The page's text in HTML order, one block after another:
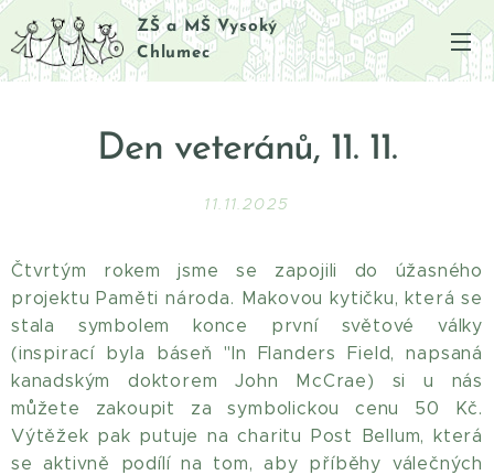
ZŠ a MŠ Vysoký
Chlumec
Den veteránů, 11. 11.
11.11.2025
Čtvrtým rokem jsme se zapojili do úžasného
projektu Paměti národa. Makovou kytičku, která se
stala symbolem konce první světové války
(inspirací byla báseň "In Flanders Field, napsaná
kanadským doktorem John McCrae) si u nás
můžete zakoupit za symbolickou cenu 50 Kč.
Výtěžek pak putuje na charitu Post Bellum, která
se aktivně podílí na tom, aby příběhy válečných